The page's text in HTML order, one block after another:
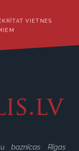
VIETNES
baznīcas Rīgas